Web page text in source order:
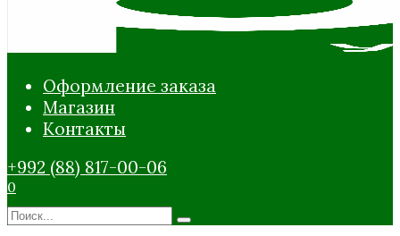
Оформление заказа
Магазин
Контакты
+992 (88) 817-00-06
0
Search